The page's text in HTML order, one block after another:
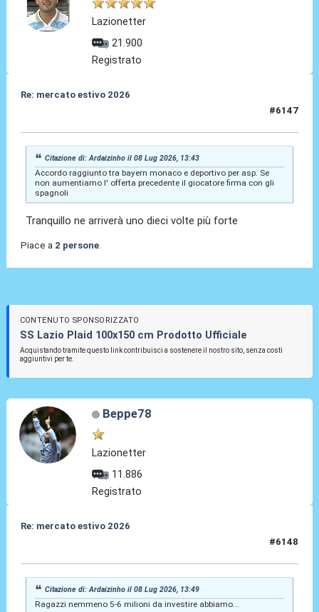
Lazionetter
21.900
Registrato
Re: mercato estivo 2026
#6147
Citazione di: Ardaizinho il 08 Lug 2026, 13:43
Accordo raggiunto tra bayern monaco e deportivo per asp. Se
non aumentiamo l' offerta precedente il giocatore firma con gli
spagnoli
Tranquillo ne arriverà uno dieci volte più forte
Piace a 2 persone.
CONTENUTO SPONSORIZZATO
SS Lazio Plaid 100x150 cm Prodotto Ufficiale
Acquistando tramite questo link contribuisci a sostenere il nostro sito, senza costi
aggiuntivi per te.
Beppe78
Lazionetter
11.886
Registrato
Re: mercato estivo 2026
#6148
Citazione di: Ardaizinho il 08 Lug 2026, 13:49
Ragazzi nemmeno 5-6 milioni da investire abbiamo...